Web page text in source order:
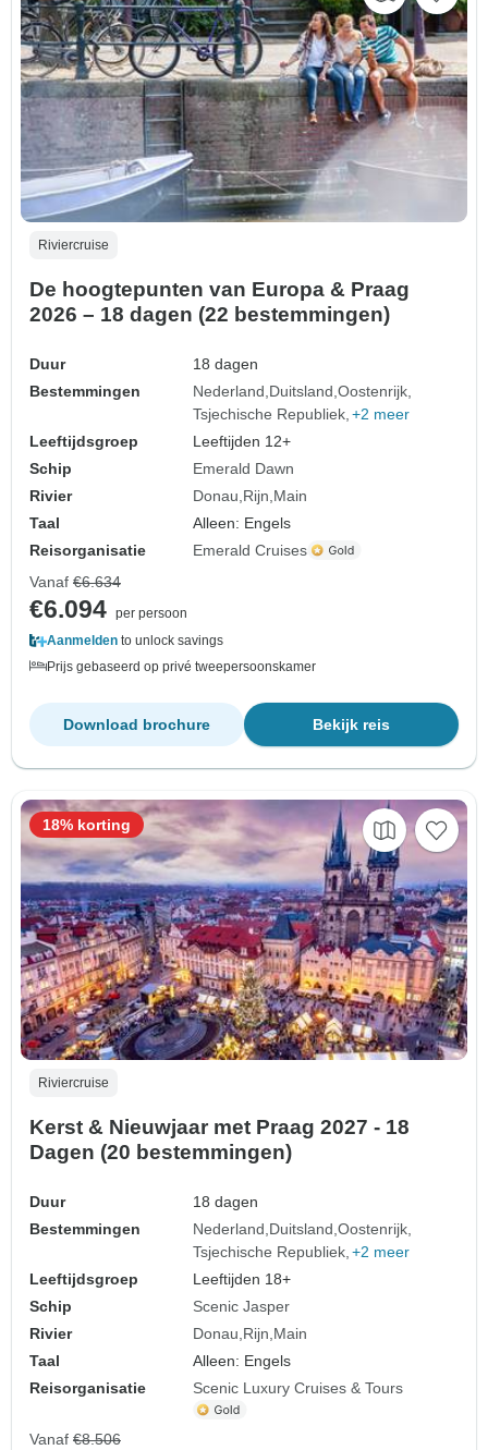
Riviercruise
De hoogtepunten van Europa & Praag
2026 – 18 dagen (22 bestemmingen)
Duur
18 dagen
Bestemmingen
Nederland Duitsland Oostenrijk
Tsjechische Republiek +2 meer
Leeftijdsgroep
Leeftijden 12+
Schip
Emerald Dawn
Rivier
Donau Rijn Main
Taal
Alleen: Engels
Reisorganisatie
Emerald Cruises
Vanaf €6.634
€6.094 per persoon
Aanmelden to unlock savings
Prijs gebaseerd op privé tweepersoonskamer
Bekijk reis
Download brochure
Riviercruise
Kerst & Nieuwjaar met Praag 2027 - 18
Dagen (20 bestemmingen)
Duur
18 dagen
Bestemmingen
Nederland Duitsland Oostenrijk
Tsjechische Republiek +2 meer
Leeftijdsgroep
Leeftijden 18+
Schip
Scenic Jasper
Rivier
Donau Rijn Main
Taal
Alleen: Engels
Reisorganisatie
Scenic Luxury Cruises & Tours
18% korting
Vanaf €8.506